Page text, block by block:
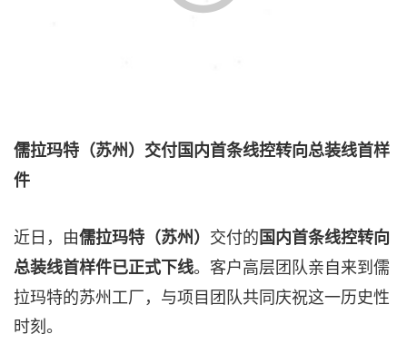
儒拉玛特（苏州）交付国内首条线控转向总装线首样
件
近日，由儒拉玛特（苏州） 交付的国内首条线控转向
总装线首样件已正式下线。客户高层团队亲自来到儒
拉玛特的苏州工厂，与项目团队共同庆祝这一历史性
时刻。